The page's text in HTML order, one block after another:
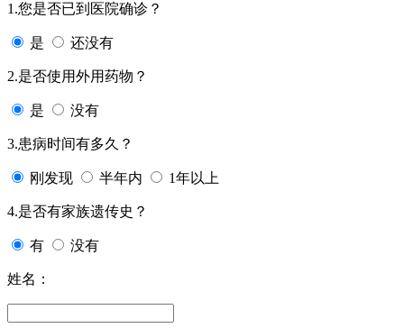
1.您是否已到医院确诊？
是 还没有
2.是否使用外用药物？
是 没有
3.患病时间有多久？
刚发现 半年内 1年以上
4.是否有家族遗传史？
有 没有
姓名：